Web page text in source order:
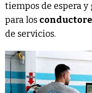
tiempos de espera
para los
de servicios.